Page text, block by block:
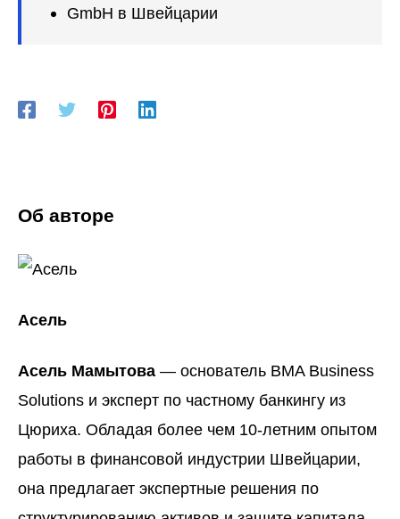
GmbH в Швейцарии
Об авторе
Асель
Асель Мамытова — основатель BMA Business
Solutions и эксперт по частному банкингу из
Цюриха. Обладая более чем 10-летним опытом
работы в финансовой индустрии Швейцарии,
она предлагает экспертные решения по